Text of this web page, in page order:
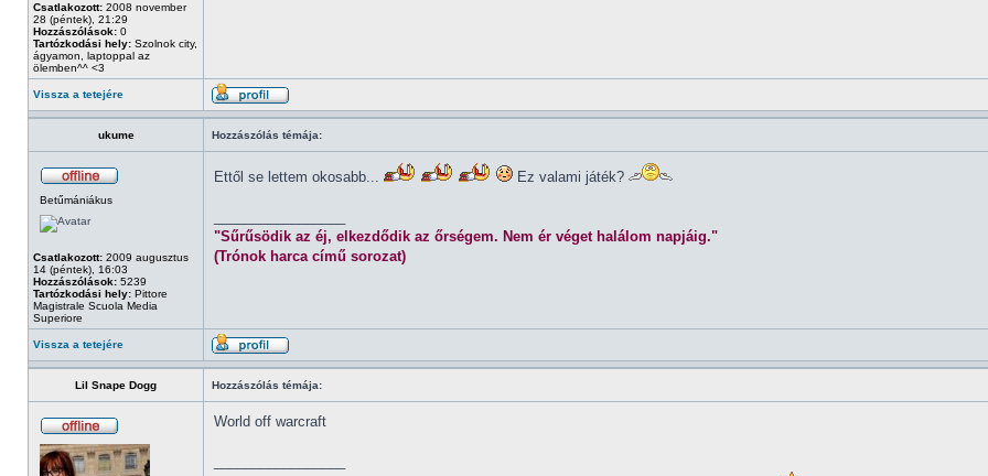
Csatlakozott: 2008 november
28 (péntek), 21:29
Hozzászólások: 0
Tartózkodási hely: Szolnok city,
ágyamon, laptoppal az
ölemben^^ <3
Vissza a tetejére
ukume Hozzászólás témája:
Betűmániákus
Csatlakozott: 2009 augusztus
14 (péntek), 16:03
Hozzászólások: 5239
Tartózkodási hely: Pittore
Magistrale Scuola Media
Superiore
Ettől se lettem okosabb... Ez valami játék?
"Sűrűsödik az éj, elkezdődik az őrségem. Nem ér véget halálom napjáig."
(Trónok harca című sorozat)
Vissza a tetejére
Lil Snape Dogg Hozzászólás témája:
World off warcraft